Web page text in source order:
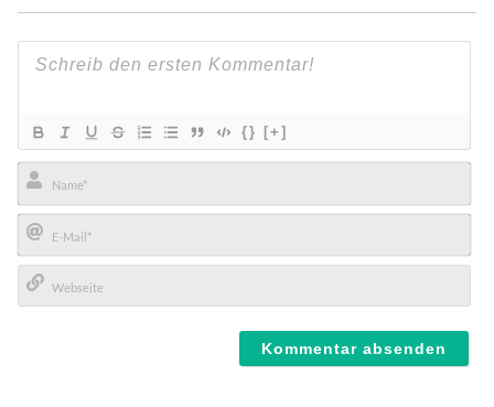
{} [+]
Name*
E-
Mail*